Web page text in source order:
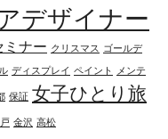
デザイナー
ミナー クリスマス ゴールデ
ディスプレイ ペイント メンテ
保証 女子ひとり旅
金沢 高松